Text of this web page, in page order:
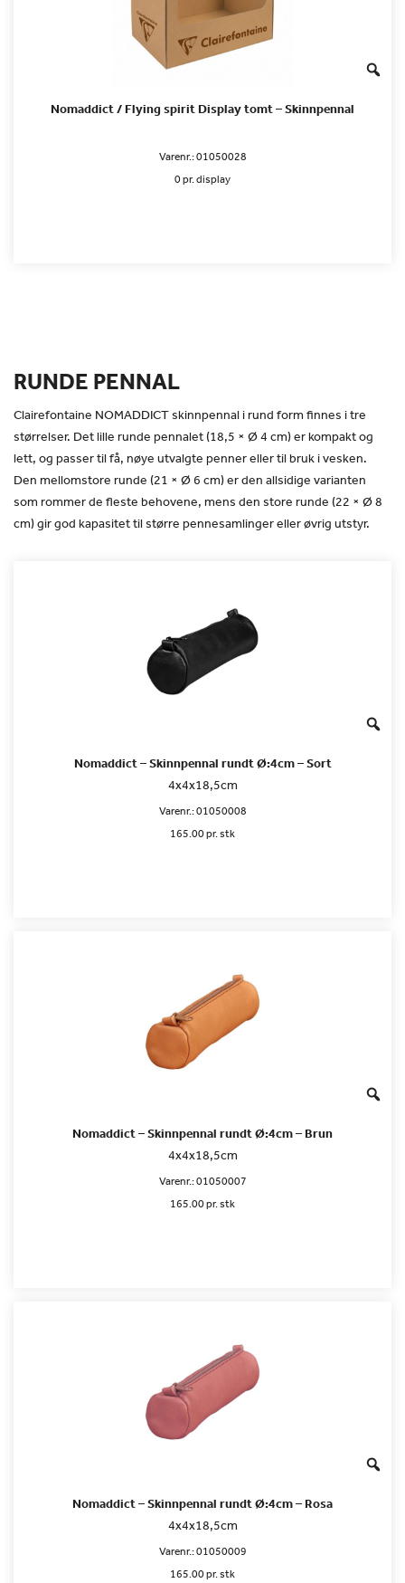
Nomaddict / Flying spirit Display tomt – Skinnpennal
Varenr.:01050028
0 pr. display
RUNDE PENNAL
Clairefontaine NOMADDICT skinnpennal i rund form finnes i tre
størrelser. Det lille runde pennalet (18,5 × Ø 4 cm) er kompakt og
lett, og passer til få, nøye utvalgte penner eller til bruk i vesken.
Den mellomstore runde (21 × Ø 6 cm) er den allsidige varianten
som rommer de fleste behovene, mens den store runde (22 × Ø 8
cm) gir god kapasitet til større pennesamlinger eller øvrig utstyr.
Nomaddict – Skinnpennal rundt Ø:4cm – Sort
4x4x18,5cm
Varenr.:01050008
165.00 pr. stk
Nomaddict – Skinnpennal rundt Ø:4cm – Brun
4x4x18,5cm
Varenr.:01050007
165.00 pr. stk
Nomaddict – Skinnpennal rundt Ø:4cm – Rosa
4x4x18,5cm
Varenr.:01050009
165.00 pr. stk